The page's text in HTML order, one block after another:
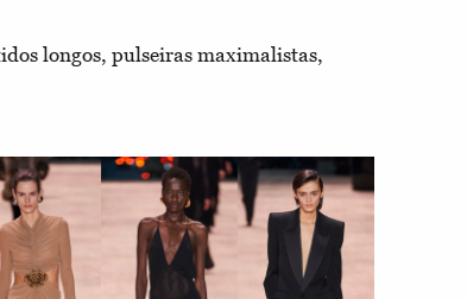
longos, pulseiras maximalistas,